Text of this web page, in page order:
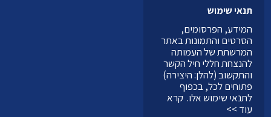
תנאי שימוש
המידע, הפרסומים,
הסרטים והתמונות באתר
המרשתת של העמותה
להנצחת חללי חיל הקשר
והתקשוב (להלן: היצירה)
פתוחים לכל, בכפוף
לתנאי שימוש אלו.קרא
עוד >>